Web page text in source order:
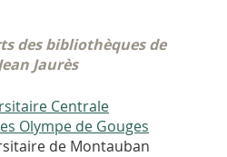
des bibliothèques de
Jaurès
Centrale
Olympe de Gouges
de Montauban